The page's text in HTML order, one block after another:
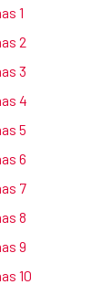
1
2
3
4
5
6
7
8
9
10